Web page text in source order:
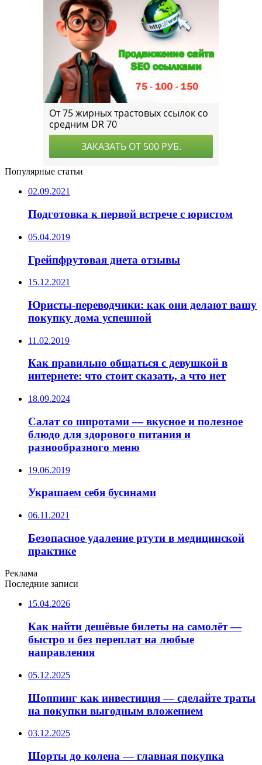
Популярные статьи
02.09.2021
Подготовка к первой встрече с юристом
05.04.2019
Грейпфрутовая диета отзывы
15.12.2021
Юристы-переводчики: как они делают вашу
покупку дома успешной
11.02.2019
Как правильно общаться с девушкой в
интернете: что стоит сказать, а что нет
18.09.2024
Салат со шпротами — вкусное и полезное
блюдо для здорового питания и
разнообразного меню
19.06.2019
Украшаем себя бусинами
06.11.2021
Безопасное удаление ртути в медицинской
практике
Реклама
Последние записи
15.04.2026
Как найти дешёвые билеты на самолёт —
быстро и без переплат на любые
направления
05.12.2025
Шоппинг как инвестиция — сделайте траты
на покупки выгодным вложением
03.12.2025
Шорты до колена — главная покупка